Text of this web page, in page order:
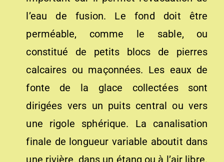
l’eau de fusion. Le fond doit être
perméable, comme le sable, ou
constitué de petits blocs de pierres
calcaires ou maçonnées. Les eaux de
fonte de la glace collectées sont
dirigées vers un puits central ou vers
une rigole sphérique. La canalisation
finale de longueur variable aboutit dans
une rivière, dans un étang ou à l’air libre.